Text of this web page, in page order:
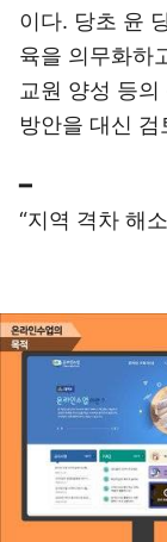
이다. 당초 윤
육을 의무화하
교원 양성 등
방안을 대신
━
“지역 격차 해